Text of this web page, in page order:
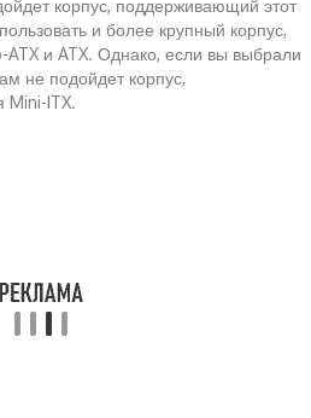
корпус, поддерживающий этот
и более крупный корпус,
и ATX. Однако, если вы выбрали
не подойдет корпус,
Mini-ITX.